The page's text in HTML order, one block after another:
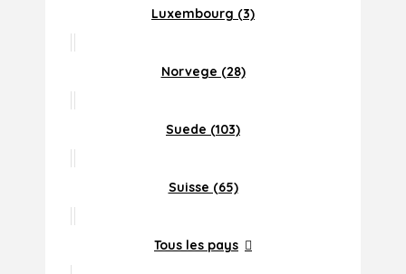
Luxembourg (3)
Norvege (28)
Suede (103)
Suisse (65)
Tous les pays